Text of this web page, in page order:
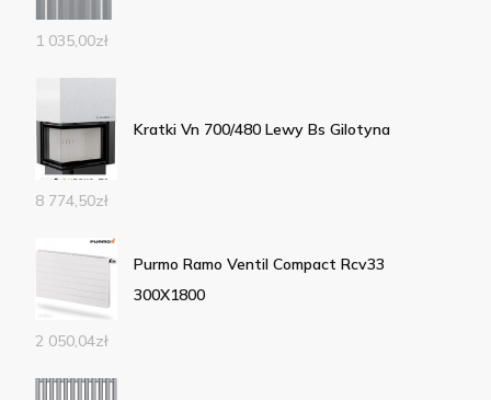
1 035,00zł
Kratki Vn 700/480 Lewy Bs Gilotyna
8 774,50zł
Purmo Ramo Ventil Compact Rcv33
300X1800
2 050,04zł